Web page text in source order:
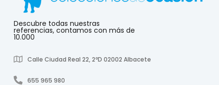
Descubre todas nuestras
referencias, contamos con más de
10.000
Calle Ciudad Real 22, 2ºD 02002 Albacete
655 965 980